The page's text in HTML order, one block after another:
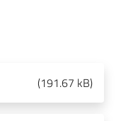
(191.67 kB)